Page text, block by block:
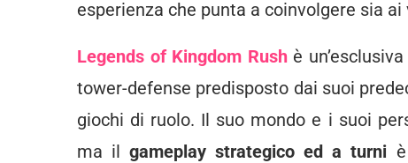
esperienza che punta a coinvolgere sia
Legends of Kingdom Rushè
tower-defense predisposto dai suoi
giochi di ruolo. Il suo mondo e i suoi
ma ilgameplay strategico ed a turni